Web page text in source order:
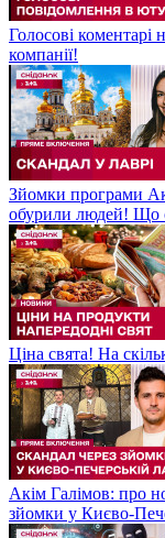
Голосові коментарі
компанії!
Зйомки програми
обурили людей! Що
Ціна свята! На
Акім Галімов: про
зйомки у Києво-